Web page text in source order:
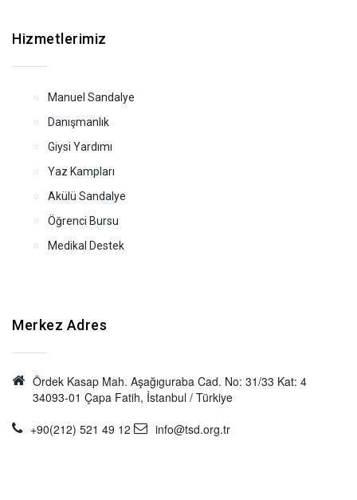
Hizmetlerimiz
Manuel Sandalye
Danışmanlık
Giysi Yardımı
Yaz Kampları
Akülü Sandalye
Öğrenci Bursu
Medikal Destek
Merkez Adres
Ördek Kasap Mah. Aşağıguraba Cad. No: 31/33 Kat: 4
34093-01 Çapa Fatih, İstanbul / Türkiye
+90(212) 521 49 12
info@tsd.org.tr